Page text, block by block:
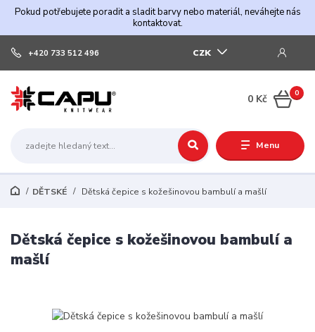
Pokud potřebujete poradit a sladit barvy nebo materiál, neváhejte nás
kontaktovat.
Menu
CZK
+420 733 512 496
0
0 Kč
DĚTSKÉ Dětská čepice s kožešinovou bambulí a mašlí
Dětská čepice s kožešinovou bambulí a
mašlí